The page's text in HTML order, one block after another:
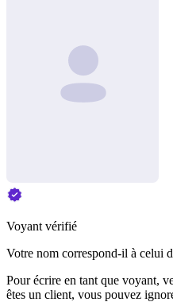
Voyant vérifié
Votre nom correspond-il à celui
Pour écrire en tant que voyant,
êtes un client, vous pouvez